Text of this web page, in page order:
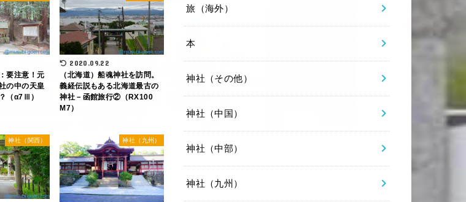
要注意！元
の中の天皇
（α7Ⅲ）
2020.09.22
（北海道）船魂神社を訪問。
義経伝説もある北海道最古の
神社－函館旅行②（RX100
M7）
神社（関西） 神社（九州）
旅（海外）
本
神社（その他）
神社（中国）
神社（中部）
神社（九州）